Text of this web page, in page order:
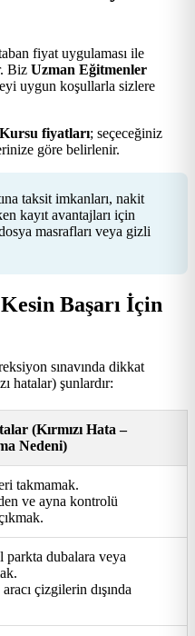
fiyat uygulaması ile
Biz Uzman Eğitmenler
uygun koşullarla sizlere
fiyatları; seçeceğiniz
göre belirlenir.
taksit imkanları, nakit
kayıt avantajları için
masrafları veya gizli
Başarı İçin
sınavında dikkat
hatalar) şunlardır:
(Kırmızı Hata –
Nedeni)
takmamak.
ve ayna kontrolü
parkta dubalara veya
çizgilerin dışında